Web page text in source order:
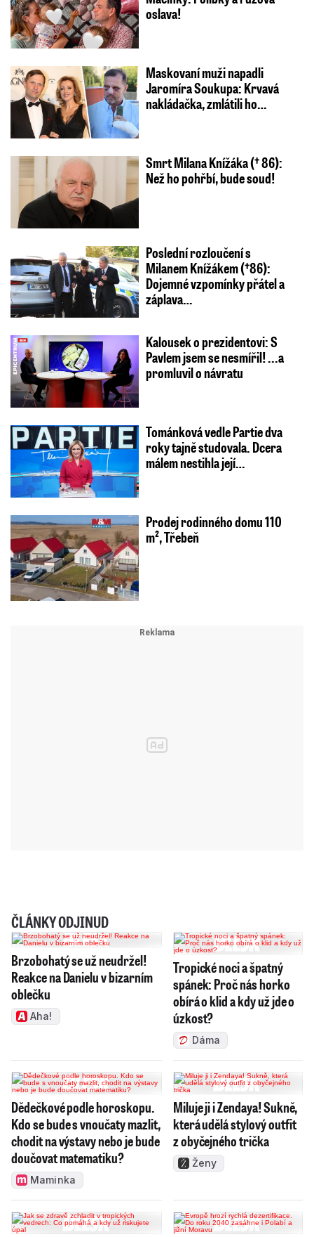
oslava!
Maskovaní muži napadli
Jaromíra Soukupa: Krvavá
nakládačka, zmlátili ho…
Smrt Milana Knížáka († 86):
Než ho pohřbí, bude soud!
Poslední rozloučení s
Milanem Knížákem (†86):
Dojemné vzpomínky přátel a
záplava…
Kalousek o prezidentovi: S
Pavlem jsem se nesmířil! ...a
promluvil o návratu
Tománková vedle Partie dva
roky tajně studovala. Dcera
málem nestihla její…
Prodej rodinného domu 110
m², Třebeň
ČLÁNKY ODJINUD
Brzobohatý se už neudržel!
Reakce na Danielu v bizarním
oblečku
Aha!
Tropické noci a špatný
spánek: Proč nás horko
obírá o klid a kdy už jde o
úzkost?
Dáma
Dědečkové podle horoskopu.
Kdo se bude s vnoučaty mazlit,
chodit na výstavy nebo je bude
doučovat matematiku?
Maminka
Miluje ji i Zendaya! Sukně,
která udělá stylový outfit
z obyčejného trička
Ženy